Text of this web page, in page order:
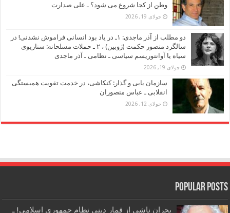
وطن از کجا شروع می شود؟ ـ علی صدارت
جولای 19, 2026
دو مطلب از آذر ماجدی: ۱ـ در یاد بود انسانی فراموش نشدنی! در
سالگرد منصور حکمت (ژوبین) ، ۲ ـ حملات مسلحانه: سناریوی
سیاه یا آوانتوریسم سیاسی ـ نظامی ـ آذر ماجدی
جولای 19, 2026
سازمان یابی و گذار: کنکاشی، در خدمت تقویت همبستگی
انقلابی ـ عباس منصوران
جولای 12, 2026
Popular Posts
بحران ناشی از قمار دینی نظام جمهوری اسلامی! ـ